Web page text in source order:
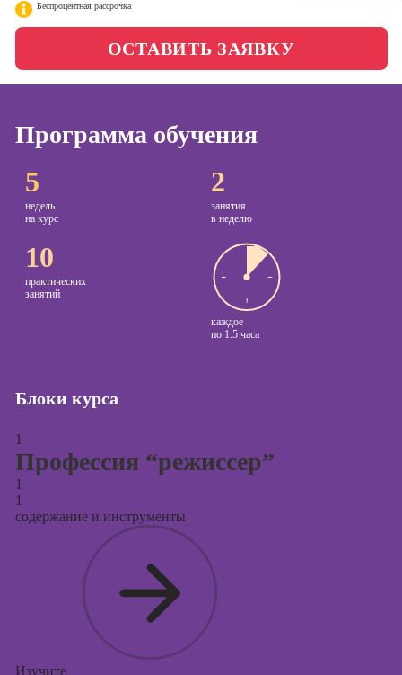
Школа медиа
Беспроцентная рассрочка
ОСТАВИТЬ ЗАЯВКУ
Программа обучения
5
недель
на курс
2
занятия
в неделю
10
практических
занятий
каждое
по 1.5 часа
Блоки курса
1
Профессия “режиссер”
1
1
содержание и инструменты
Изучите